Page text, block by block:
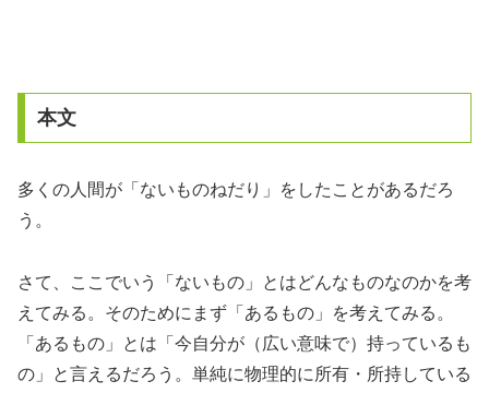
本文
多くの人間が「ないものねだり」をしたことがあるだろ
う。
さて、ここでいう「ないもの」とはどんなものなのかを考
えてみる。そのためにまず「あるもの」を考えてみる。
「あるもの」とは「今自分が（広い意味で）持っているも
の」と言えるだろう。単純に物理的に所有・所持している